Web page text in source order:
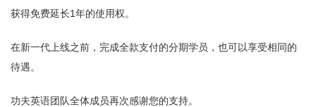
获得免费延长1年的使用权。
在新一代上线之前，完成全款支付的分期学员，也可以享受相同的
待遇。
功夫英语团队全体成员再次感谢您的支持。